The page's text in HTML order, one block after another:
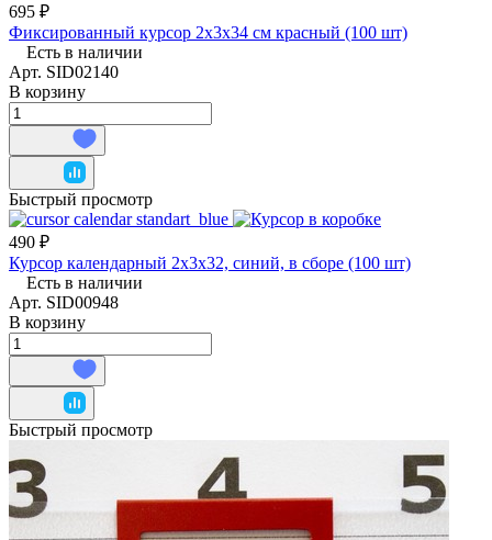
695 ₽
Фиксированный курсор 2х3х34 см красный (100 шт)
Есть в наличии
Арт. SID02140
В корзину
Быстрый просмотр
490 ₽
Курсор календарный 2х3х32, синий, в сборе (100 шт)
Есть в наличии
Арт. SID00948
В корзину
Быстрый просмотр